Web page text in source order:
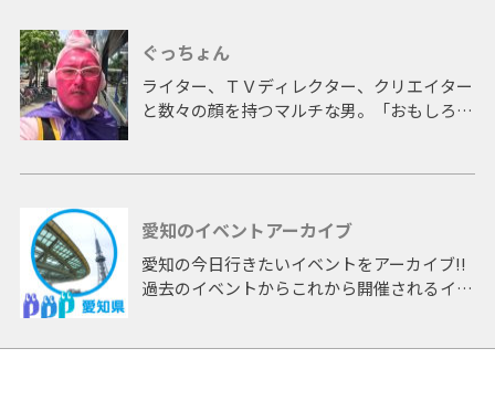
ぐっちょん
ライター、ＴＶディレクター、クリエイター
と数々の顔を持つマルチな男。「おもしろけ
主に「体験」できる参加型のイベントを独自
画・特撮・コスプレ・プロレスのヲタ。
愛知のイベントアーカイブ
愛知の今日行きたいイベントをアーカイブ!!
過去のイベントからこれから開催されるイベ